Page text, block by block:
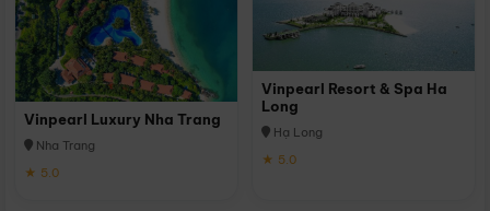
Vinpearl Luxury Nha Trang
Nha Trang
★ 5.0
Vinpearl Resort & Spa Ha
Long
Hạ Long
★ 5.0